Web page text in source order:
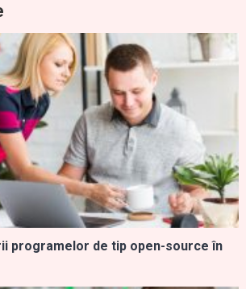
programelor de tip open-source în